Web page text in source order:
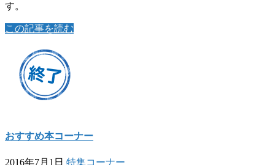
す。
この記事を読む
おすすめ本コーナー
2016年7月1日 特集コーナー